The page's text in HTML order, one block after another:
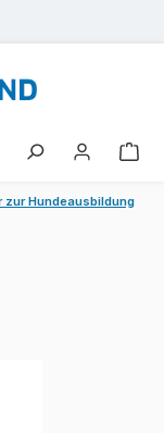
zur Hundeausbildung